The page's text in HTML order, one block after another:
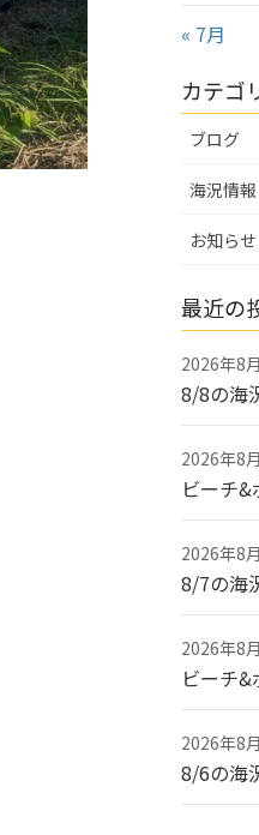
« 7月
カテゴ
ブログ
海況情報
お知らせ
最近の
2026年8
8/8の海
2026年8
ビーチ&
2026年8
8/7の海
2026年8
ビーチ&
2026年8
8/6の海